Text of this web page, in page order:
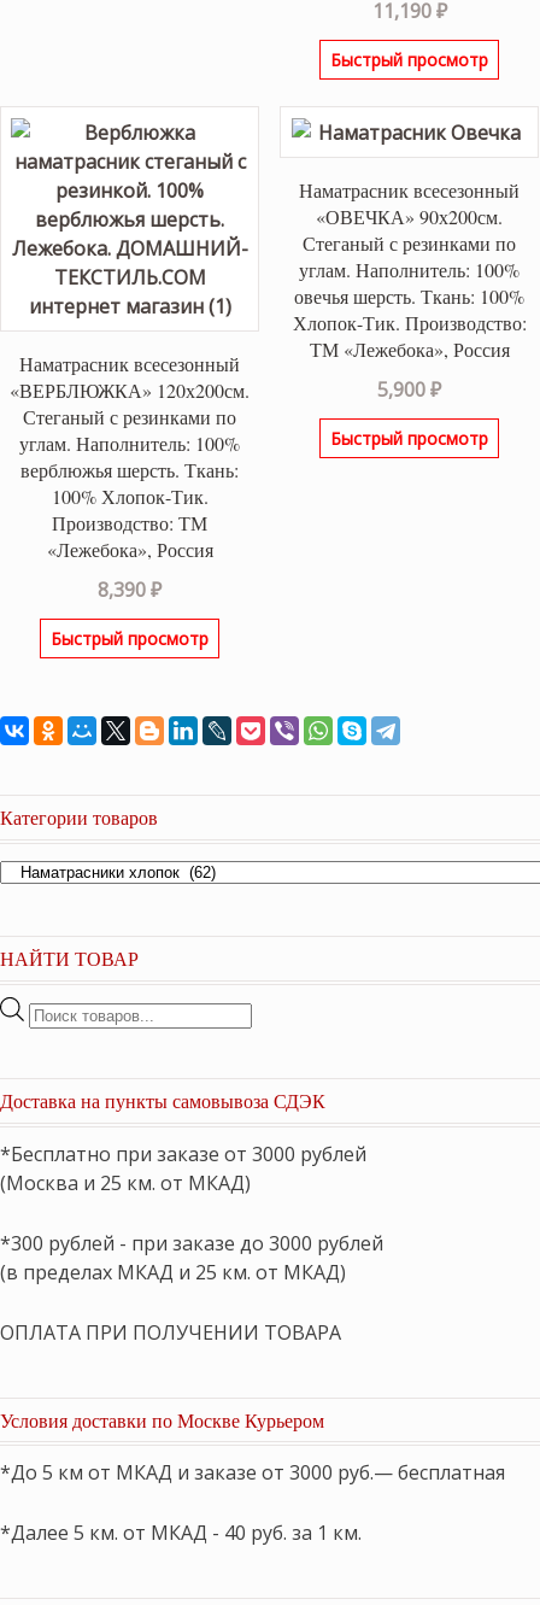
11,190₽
Быстрый просмотр
Наматрасник всесезонный
«ВЕРБЛЮЖКА» 120х200см.
Стеганый с резинками по
углам. Наполнитель: 100%
верблюжья шерсть. Ткань:
100% Хлопок-Тик.
Производство: ТМ
«Лежебока», Россия
8,390₽
Быстрый просмотр
Наматрасник всесезонный
«ОВЕЧКА» 90х200см.
Стеганый с резинками по
углам. Наполнитель: 100%
овечья шерсть. Ткань: 100%
Хлопок-Тик. Производство:
ТМ «Лежебока», Россия
5,900₽
Быстрый просмотр
Категории товаров
НАЙТИ ТОВАР
Поиск
Доставка на пункты самовывоза СДЭК
*Бесплатно при заказе от 3000 рублей
(Москва и 25 км. от МКАД)
*300 рублей - при заказе до 3000 рублей
(в пределах МКАД и 25 км. от МКАД)
ОПЛАТА ПРИ ПОЛУЧЕНИИ ТОВАРА
Условия доставки по Москве Курьером
*До 5 км от МКАД и заказе от 3000 руб.— бесплатная
*Далее 5 км. от МКАД - 40 руб. за 1 км.